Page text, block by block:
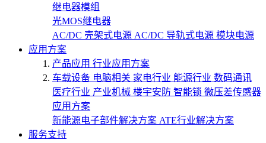
继电器模组
光MOS继电器
AC/DC 壳架式电源 AC/DC 导轨式电源 模块电源
应用方案
产品应用 行业应用方案
车载设备 电脑相关 家电行业 能源行业 数码通讯
医疗行业 产业机械 楼宇安防 智能锁 微压差传感器
应用方案
新能源电子部件解决方案 ATE行业解决方案
服务支持